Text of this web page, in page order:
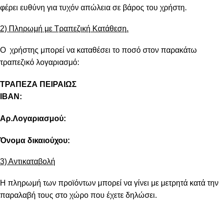
φέρει ευθύνη για τυχόν απώλεια σε βάρος του χρήστη.
2) Πληρωμή με Τραπεζική Κατάθεση.
Ο χρήστης μπορεί να καταθέσει το ποσό στον παρακάτω
τραπεζικό λογαριασμό:
ΤΡΑΠΕΖΑ ΠΕΙΡΑΙΩΣ
IBAN:
Αρ.Λογαριασμού:
Όνομα δικαιούχου:
3) Αντικαταβολή
Η πληρωμή των προϊόντων μπορεί να γίνει με μετρητά κατά την
παραλαβή τους στο χώρο που έχετε δηλώσει.